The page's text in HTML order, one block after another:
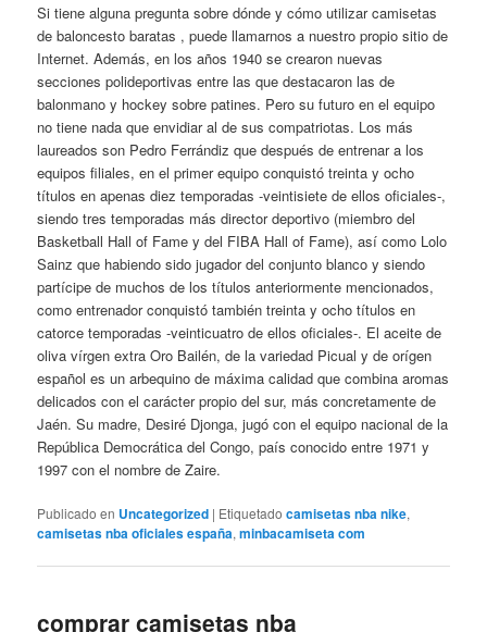
Si tiene alguna pregunta sobre dónde y cómo utilizar camisetas
de baloncesto baratas , puede llamarnos a nuestro propio sitio de
Internet. Además, en los años 1940 se crearon nuevas
secciones polideportivas entre las que destacaron las de
balonmano y hockey sobre patines. Pero su futuro en el equipo
no tiene nada que envidiar al de sus compatriotas. Los más
laureados son Pedro Ferrándiz que después de entrenar a los
equipos filiales, en el primer equipo conquistó treinta y ocho
títulos en apenas diez temporadas -veintisiete de ellos oficiales-,
siendo tres temporadas más director deportivo (miembro del
Basketball Hall of Fame y del FIBA Hall of Fame), así como Lolo
Sainz que habiendo sido jugador del conjunto blanco y siendo
partícipe de muchos de los títulos anteriormente mencionados,
como entrenador conquistó también treinta y ocho títulos en
catorce temporadas -veinticuatro de ellos oficiales-. El aceite de
oliva vírgen extra Oro Bailén, de la variedad Picual y de orígen
español es un arbequino de máxima calidad que combina aromas
delicados con el carácter propio del sur, más concretamente de
Jaén. Su madre, Desiré Djonga, jugó con el equipo nacional de la
República Democrática del Congo, país conocido entre 1971 y
1997 con el nombre de Zaire.
Publicado en Uncategorized | Etiquetado camisetas nba nike,
camisetas nba oficiales españa,minbacamiseta com
comprar camisetas nba